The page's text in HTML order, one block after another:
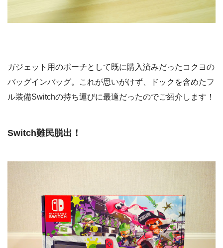
ガジェット用のポーチとして既に購入済みだったコクヨの
バッグインバッグ。これが思いがけず、ドックを含めたフ
ル装備Switchの持ち運びに最適だったのでご紹介します！
Switch難民脱出！